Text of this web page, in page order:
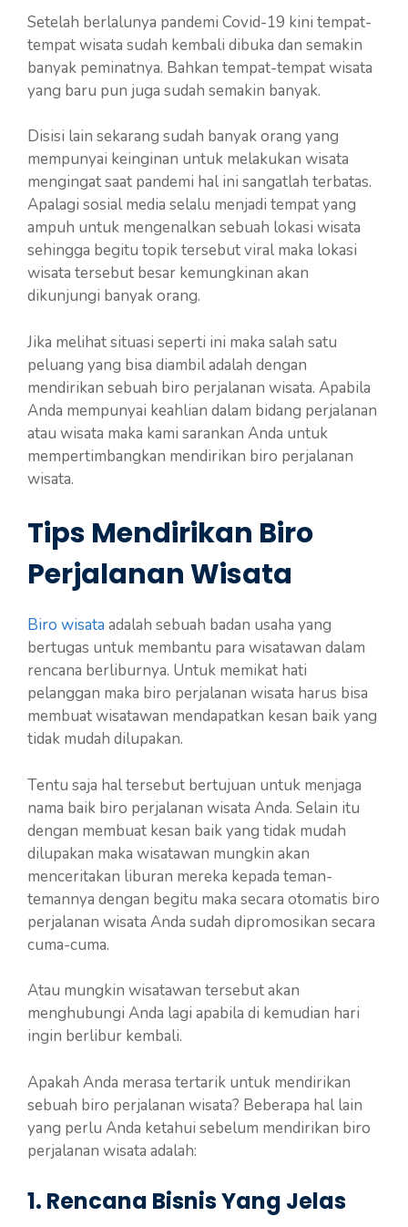
Setelah berlalunya pandemi Covid-19 kini tempat-
tempat wisata sudah kembali dibuka dan semakin
banyak peminatnya. Bahkan tempat-tempat wisata
yang baru pun juga sudah semakin banyak.
Disisi lain sekarang sudah banyak orang yang
mempunyai keinginan untuk melakukan wisata
mengingat saat pandemi hal ini sangatlah terbatas.
Apalagi sosial media selalu menjadi tempat yang
ampuh untuk mengenalkan sebuah lokasi wisata
sehingga begitu topik tersebut viral maka lokasi
wisata tersebut besar kemungkinan akan
dikunjungi banyak orang.
Jika melihat situasi seperti ini maka salah satu
peluang yang bisa diambil adalah dengan
mendirikan sebuah biro perjalanan wisata. Apabila
Anda mempunyai keahlian dalam bidang perjalanan
atau wisata maka kami sarankan Anda untuk
mempertimbangkan mendirikan biro perjalanan
wisata.
Tips Mendirikan Biro
Perjalanan Wisata
Biro wisata adalah sebuah badan usaha yang
bertugas untuk membantu para wisatawan dalam
rencana berliburnya. Untuk memikat hati
pelanggan maka biro perjalanan wisata harus bisa
membuat wisatawan mendapatkan kesan baik yang
tidak mudah dilupakan.
Tentu saja hal tersebut bertujuan untuk menjaga
nama baik biro perjalanan wisata Anda. Selain itu
dengan membuat kesan baik yang tidak mudah
dilupakan maka wisatawan mungkin akan
menceritakan liburan mereka kepada teman-
temannya dengan begitu maka secara otomatis biro
perjalanan wisata Anda sudah dipromosikan secara
cuma-cuma.
Atau mungkin wisatawan tersebut akan
menghubungi Anda lagi apabila di kemudian hari
ingin berlibur kembali.
Apakah Anda merasa tertarik untuk mendirikan
sebuah biro perjalanan wisata? Beberapa hal lain
yang perlu Anda ketahui sebelum mendirikan biro
perjalanan wisata adalah:
1. Rencana Bisnis Yang Jelas